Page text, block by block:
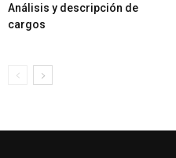
Análisis y descripción de
cargos